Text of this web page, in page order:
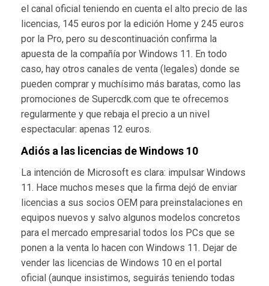
el canal oficial teniendo en cuenta el alto precio de las
licencias, 145 euros por la edición Home y 245 euros
por la Pro, pero su descontinuación confirma la
apuesta de la compañía por Windows 11. En todo
caso, hay otros canales de venta (legales) donde se
pueden comprar y muchísimo más baratas, como las
promociones de Supercdk.com que te ofrecemos
regularmente y que rebaja el precio a un nivel
espectacular: apenas 12 euros.
Adiós a las licencias de Windows 10
La intención de Microsoft es clara: impulsar Windows
11. Hace muchos meses que la firma dejó de enviar
licencias a sus socios OEM para preinstalaciones en
equipos nuevos y salvo algunos modelos concretos
para el mercado empresarial todos los PCs que se
ponen a la venta lo hacen con Windows 11. Dejar de
vender las licencias de Windows 10 en el portal
oficial (aunque insistimos, seguirás teniendo todas